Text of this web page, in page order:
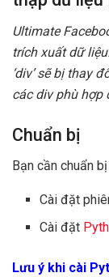
Ultimate
trích xuất dữ
‘div’ sẽ bị thay
các div phù hợp
Chuẩn bị
Bạn cần chuẩn
Cài đặt
Cài đặt
Lưu ý khi cài